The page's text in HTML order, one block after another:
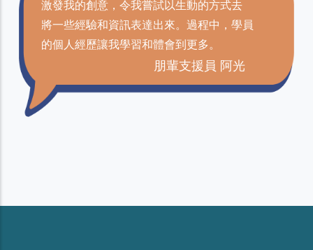
激發我的創意，令我嘗試以生動的方式去
將一些經驗和資訊表達出來。過程中，學員
的個人經歷讓我學習和體會到更多。
朋輩支援員 阿光